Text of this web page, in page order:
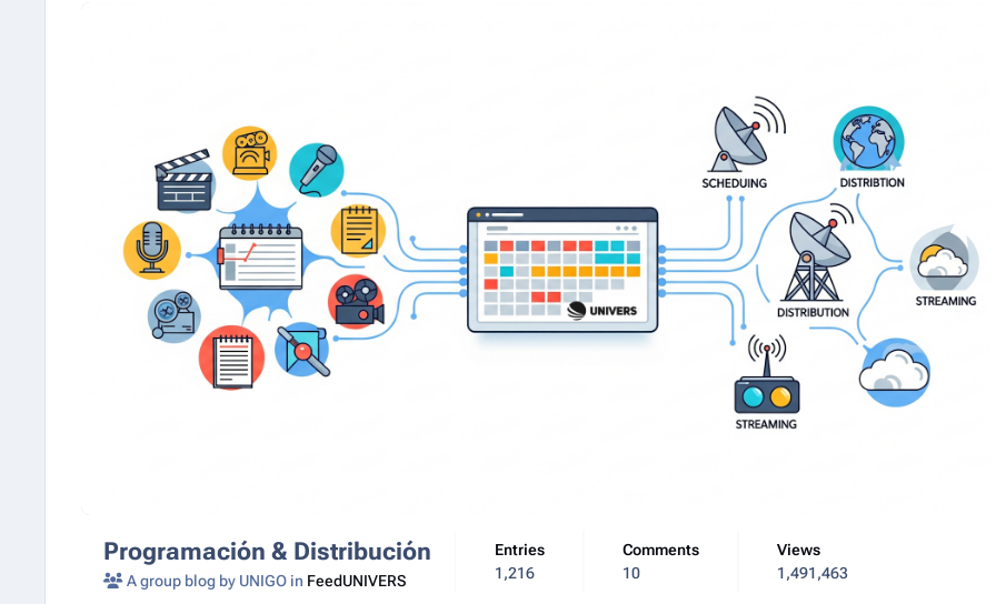
Programación & Distribución
A group blog by UNIGO in FeedUNIVERS
Entries
1,216
Comments
10
Views
1,491,463